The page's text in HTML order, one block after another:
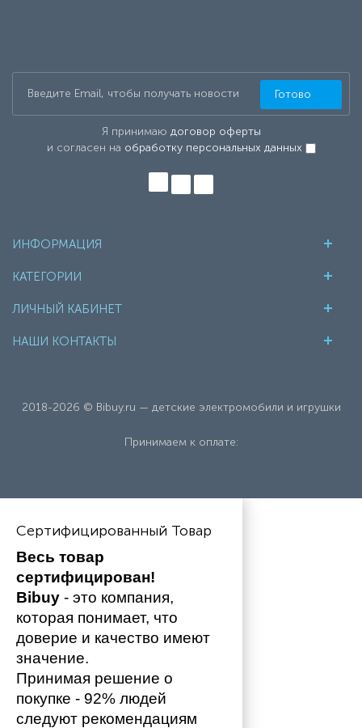
Я принимаю договор оферты
и согласен на обработку персональных данных
Готово
ИНФОРМАЦИЯ
КАТЕГОРИИ
ЛИЧНЫЙ КАБИНЕТ
НАШИ КОНТАКТЫ
2018-2026 © Bibuy.ru — детские электромобили и игрушки
Принимаем к оплате:
Сертифицированный Товар
Весь товар
сертифицирован!
Bibuy - это компания,
которая понимает, что
доверие и качество имеют
значение.
Принимая решение о
покупке - 92% людей
следуют рекомендациям